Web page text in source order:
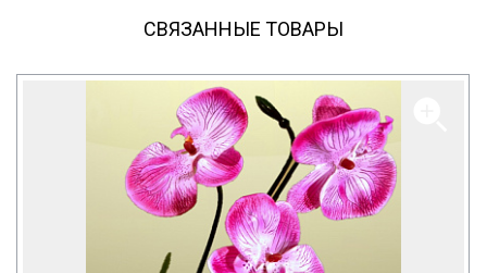
СВЯЗАННЫЕ ТОВАРЫ